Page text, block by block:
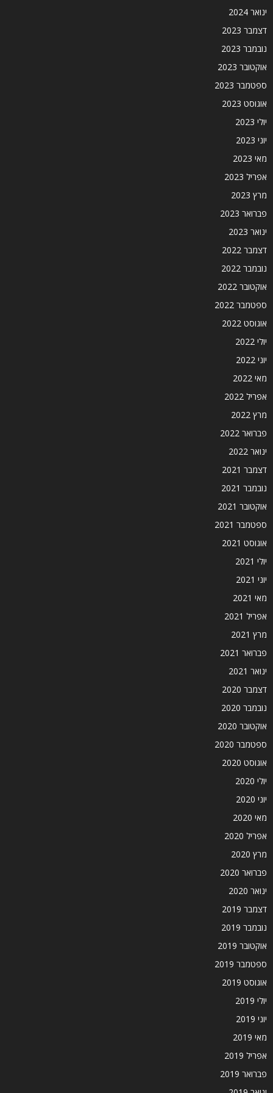
ינואר 2024
דצמבר 2023
נובמבר 2023
אוקטובר 2023
ספטמבר 2023
אוגוסט 2023
יולי 2023
יוני 2023
מאי 2023
אפריל 2023
מרץ 2023
פברואר 2023
ינואר 2023
דצמבר 2022
נובמבר 2022
אוקטובר 2022
ספטמבר 2022
אוגוסט 2022
יולי 2022
יוני 2022
מאי 2022
אפריל 2022
מרץ 2022
פברואר 2022
ינואר 2022
דצמבר 2021
נובמבר 2021
אוקטובר 2021
ספטמבר 2021
אוגוסט 2021
יולי 2021
יוני 2021
מאי 2021
אפריל 2021
מרץ 2021
פברואר 2021
ינואר 2021
דצמבר 2020
נובמבר 2020
אוקטובר 2020
ספטמבר 2020
אוגוסט 2020
יולי 2020
יוני 2020
מאי 2020
אפריל 2020
מרץ 2020
פברואר 2020
ינואר 2020
דצמבר 2019
נובמבר 2019
אוקטובר 2019
ספטמבר 2019
אוגוסט 2019
יולי 2019
יוני 2019
מאי 2019
אפריל 2019
פברואר 2019